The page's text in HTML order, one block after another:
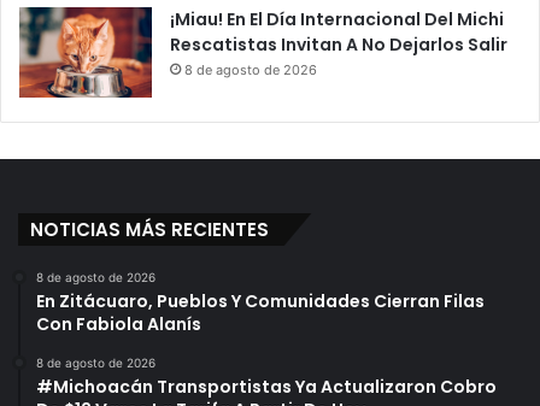
¡Miau! En El Día Internacional Del Michi
Rescatistas Invitan A No Dejarlos Salir
8 de agosto de 2026
NOTICIAS MÁS RECIENTES
8 de agosto de 2026
En Zitácuaro, Pueblos Y Comunidades Cierran Filas
Con Fabiola Alanís
8 de agosto de 2026
#Michoacán Transportistas Ya Actualizaron Cobro